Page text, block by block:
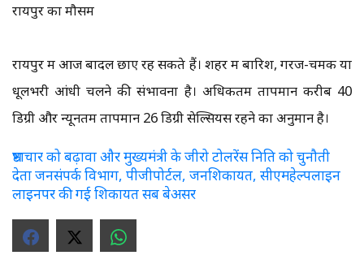
रायपुर का मौसम
रायपुर में आज बादल छाए रह सकते हैं। शहर में बारिश, गरज-चमक या
धूलभरी आंधी चलने की संभावना है। अधिकतम तापमान करीब 40
डिग्री और न्यूनतम तापमान 26 डिग्री सेल्सियस रहने का अनुमान है।
भ्रष्टाचार को बढ़ावा और मुख्यमंत्री के जीरो टोलरेंस निति को चुनौती
देता जनसंपर्क विभाग, पीजीपोर्टल, जनशिकायत, सीएमहेल्पलाइन
लाइनपर की गई शिकायत सब बेअसर